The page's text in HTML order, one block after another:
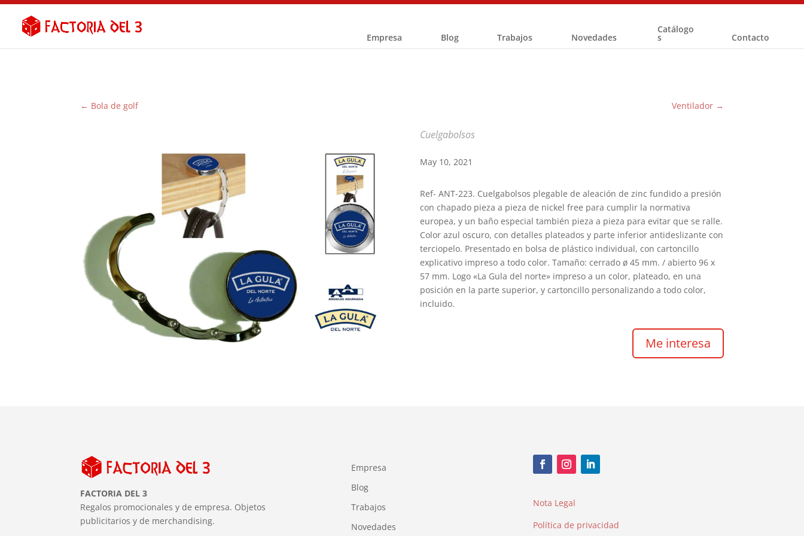
Empresa Blog Trabajos Novedades
Catálogo
s Contacto
← Bola de golf Ventilador→
Cuelgabolsos
May 10, 2021
Ref- ANT-223. Cuelgabolsos plegable de aleación de zinc fundido a presión
con chapado pieza a pieza de nickel free para cumplir la normativa
europea, y un baño especial también pieza a pieza para evitar que se ralle.
Color azul oscuro, con detalles plateados y parte inferior antideslizante con
terciopelo. Presentado en bolsa de plástico individual, con cartoncillo
explicativo impreso a todo color. Tamaño: cerrado ø 45 mm. / abierto 96 x
57 mm. Logo «La Gula del norte» impreso a un color, plateado, en una
posición en la parte superior, y cartoncillo personalizando a todo color,
incluido.
Me interesa
FACTORIA DEL 3
Regalos promocionales y de empresa. Objetos
publicitarios y de merchandising.
Empresa
Blog
Trabajos
Novedades
Nota Legal
Política de privacidad